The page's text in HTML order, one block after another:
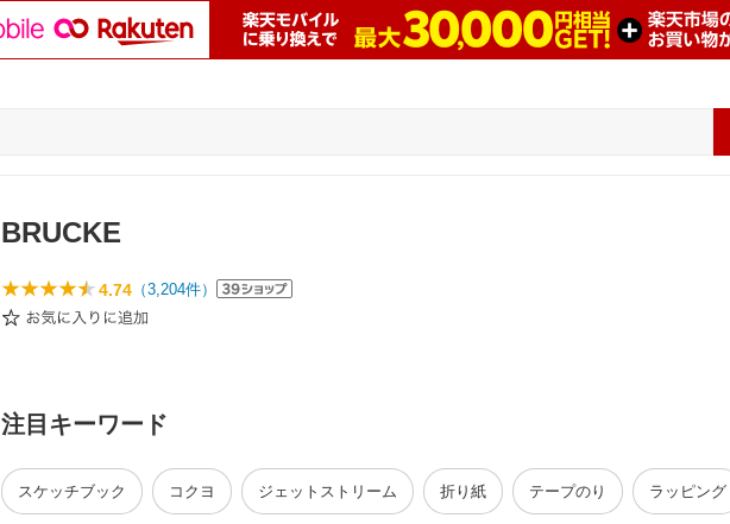
BRUCKE
4.74 （3,204件）
注目キーワード
スケッチブック コクヨ ジェットストリーム 折り紙 テープのり ラッピング